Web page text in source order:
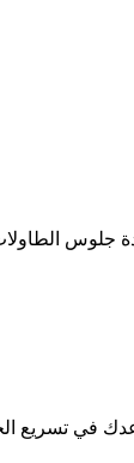
جلوس
في تسريع